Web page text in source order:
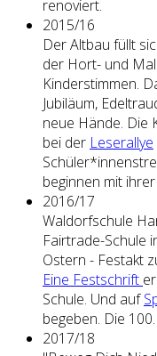
renoviert.
2015/16
Der Altbau füllt
der Hort- und
Kinderstimmen.
Jubiläum,
neue Hände. Die
bei der Leserallye
beginnen mit
2016/17
Waldorfschule
Fairtrade-Schule
Ostern - Festakt
Eine Festschrift
Schule. Und auf
begeben. Die
2017/18